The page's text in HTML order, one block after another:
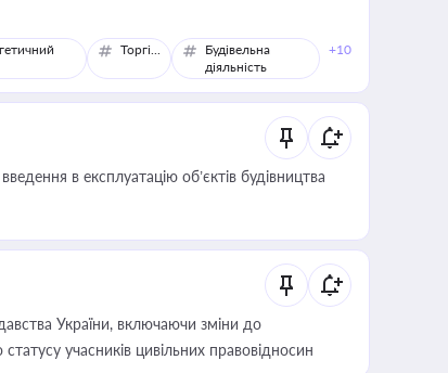
Торгівля
Будівельна
діяльність
+10
в експлуатацію об’єктів будівництва
України, включаючи зміни до
учасників цивільних правовідносин